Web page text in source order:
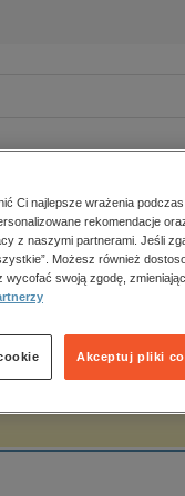
Zobacz
Ci najlepsze wrażenia
rekomendacje
z naszymi partnerami. Jeśli
Możesz również
wycofać swoją zgodę,
Akceptuj pliki